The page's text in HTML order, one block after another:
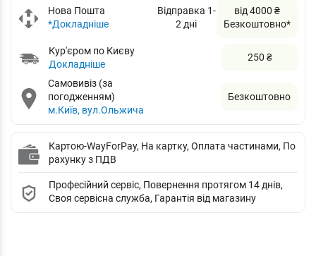
Нова Пошта
*Докладніше
Відправка 1-
2 дні
від 4000 ₴
Безкоштовно*
Кур'єром по Києву
Докладніше
250 ₴
Самовивіз (за
погодженням)
м.Київ, вул.Ольжича
Безкоштовно
Картою-WayForPay, На картку, Оплата частинами, По
рахунку з ПДВ
Професійний сервіс, Повернення протягом 14 днів,
Своя сервісна служба, Гарантія від магазину